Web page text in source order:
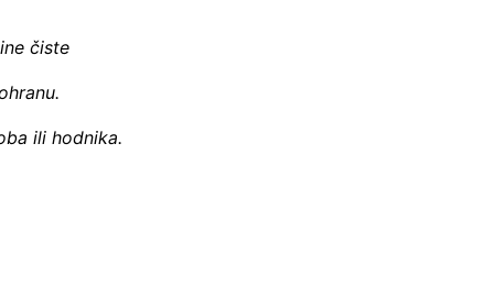
čiste
ili hodnika.